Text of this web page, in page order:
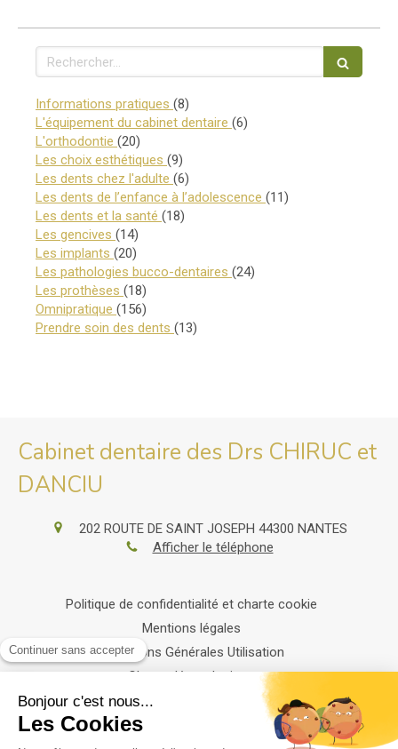
Rechercher
Informations pratiques (8)
L'équipement du cabinet dentaire (6)
L'orthodontie (20)
Les choix esthétiques (9)
Les dents chez l'adulte (6)
Les dents de l’enfance à l’adolescence (11)
Les dents et la santé (18)
Les gencives (14)
Les implants (20)
Les pathologies bucco-dentaires (24)
Les prothèses (18)
Omnipratique (156)
Prendre soin des dents (13)
Cabinet dentaire des Drs CHIRUC et
DANCIU
202 ROUTE DE SAINT JOSEPH 44300 NANTES
Afficher le téléphone
Politique de confidentialité et charte cookie
Mentions légales
Conditions Générales Utilisation
Charte déontologique
Annuaires chirurgiens dentistes